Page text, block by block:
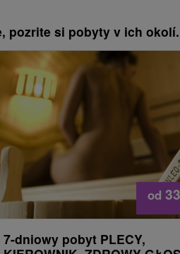
pozrite si pobyty v ich okolí.
od
7-dniowy pobyt PLECY,